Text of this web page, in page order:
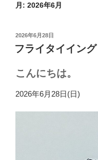
月: 2026年6月
投
稿
日:
2026年6月28日
フライタイイン
こんにちは。
2026年6月28日(日)